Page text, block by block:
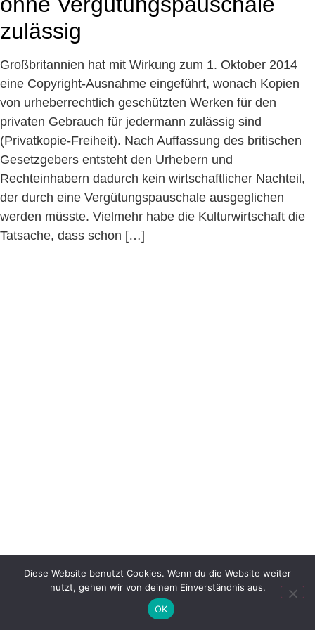
zulässig
Großbritannien hat mit Wirkung zum 1. Oktober 2014
eine Copyright-Ausnahme eingeführt, wonach Kopien
von urheberrechtlich geschützten Werken für den
privaten Gebrauch für jedermann zulässig sind
(Privatkopie-Freiheit). Nach Auffassung des britischen
Gesetzgebers entsteht den Urhebern und
Rechteinhabern dadurch kein wirtschaftlicher Nachteil,
der durch eine Vergütungspauschale ausgeglichen
werden müsste. Vielmehr habe die Kulturwirtschaft die
Tatsache, dass schon […]
Diese Website benutzt Cookies. Wenn du die Website weiter
nutzt, gehen wir von deinem Einverständnis aus.
OK